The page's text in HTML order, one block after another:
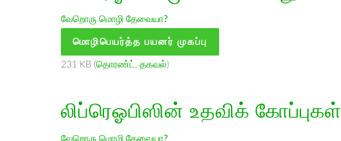
வேறொரு மொழி தேவையா?
மொழிபெயர்த்த பயனர் முகப்பு
231 KB (தொரண்ட் , தகவல்)
லிப்ரெஓபிஸின் உதவிக் கோப்புகள்
வேறொரு மொழி தேவையா?